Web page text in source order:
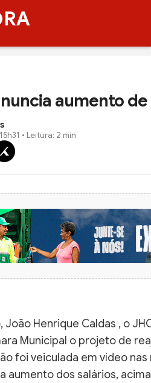
RA
aumento
• Leitura: 2 min
Henrique Caldas , o
Municipal o projeto de
foi veiculada em vídeo
aumento dos salários,